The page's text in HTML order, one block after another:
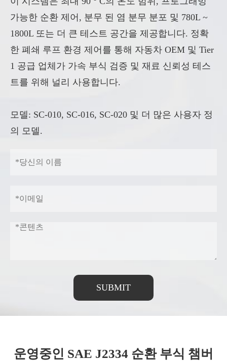
가능한 순환 제어, 분무 된 염 분무 분포 및 780L ~
1800L 또는 더 큰 테스트 공간을 제공합니다. 정확
한 폐쇄 루프 환경 제어를 통해 자동차 OEM 및 Tier
1 공급 업체가 가속 부식 검증 및 재료 신뢰성 테스
트를 위해 널리 사용합니다.
모델: SC-010, SC-016, SC-020 및 더 많은 사용자 정
의 모델.
SUBMIT
운영중인 SAE J2334 순환 부식 챔버